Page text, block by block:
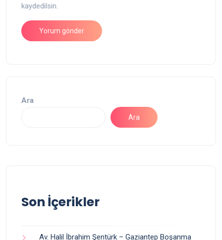
kaydedilsin.
Ara
Ara
Son İçerikler
Av. Halil İbrahim Şentürk – Gaziantep Boşanma